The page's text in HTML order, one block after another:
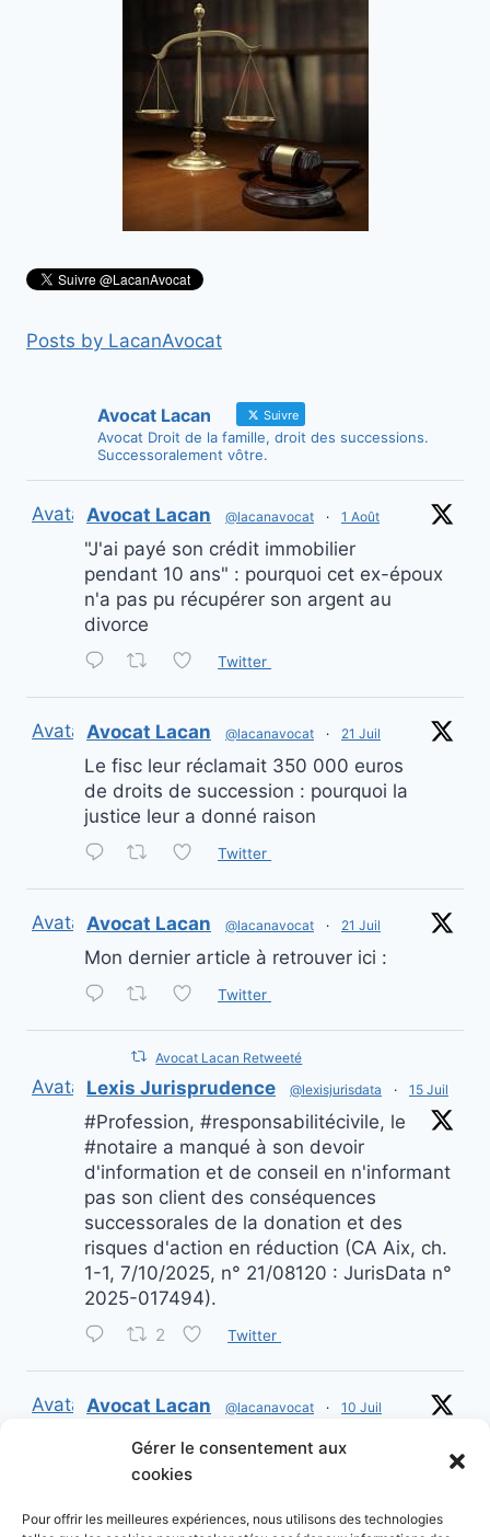
Gérer le consentement aux
cookies
Pour offrir les meilleures expériences, nous utilisons des technologies
Posts by LacanAvocat
Avocat Lacan Suivre
Avocat Droit de la famille, droit des successions.
Successoralement vôtre.
AvatarAvocat Lacan @lacanavocat · 1 Août
"J'ai payé son crédit immobilier
pendant 10 ans" : pourquoi cet ex-époux
n'a pas pu récupérer son argent au
divorce
Twitter
AvatarAvocat Lacan @lacanavocat · 21 Juil
Le fisc leur réclamait 350 000 euros
de droits de succession : pourquoi la
justice leur a donné raison
Twitter
AvatarAvocat Lacan @lacanavocat · 21 Juil
Mon dernier article à retrouver ici :
Twitter
Avocat Lacan Retweeté
AvatarLexis Jurisprudence @lexisjurisdata · 15 Juil
#Profession, #responsabilitécivile, le
#notaire a manqué à son devoir
d'information et de conseil en n'informant
pas son client des conséquences
successorales de la donation et des
risques d'action en réduction (CA Aix, ch.
1-1, 7/10/2025, n° 21/08120 : JurisData n°
2025-017494).
2 Twitter
AvatarAvocat Lacan @lacanavocat · 10 Juil
Testament contesté : la graphologie
au cœur d’une bataille d’héritage